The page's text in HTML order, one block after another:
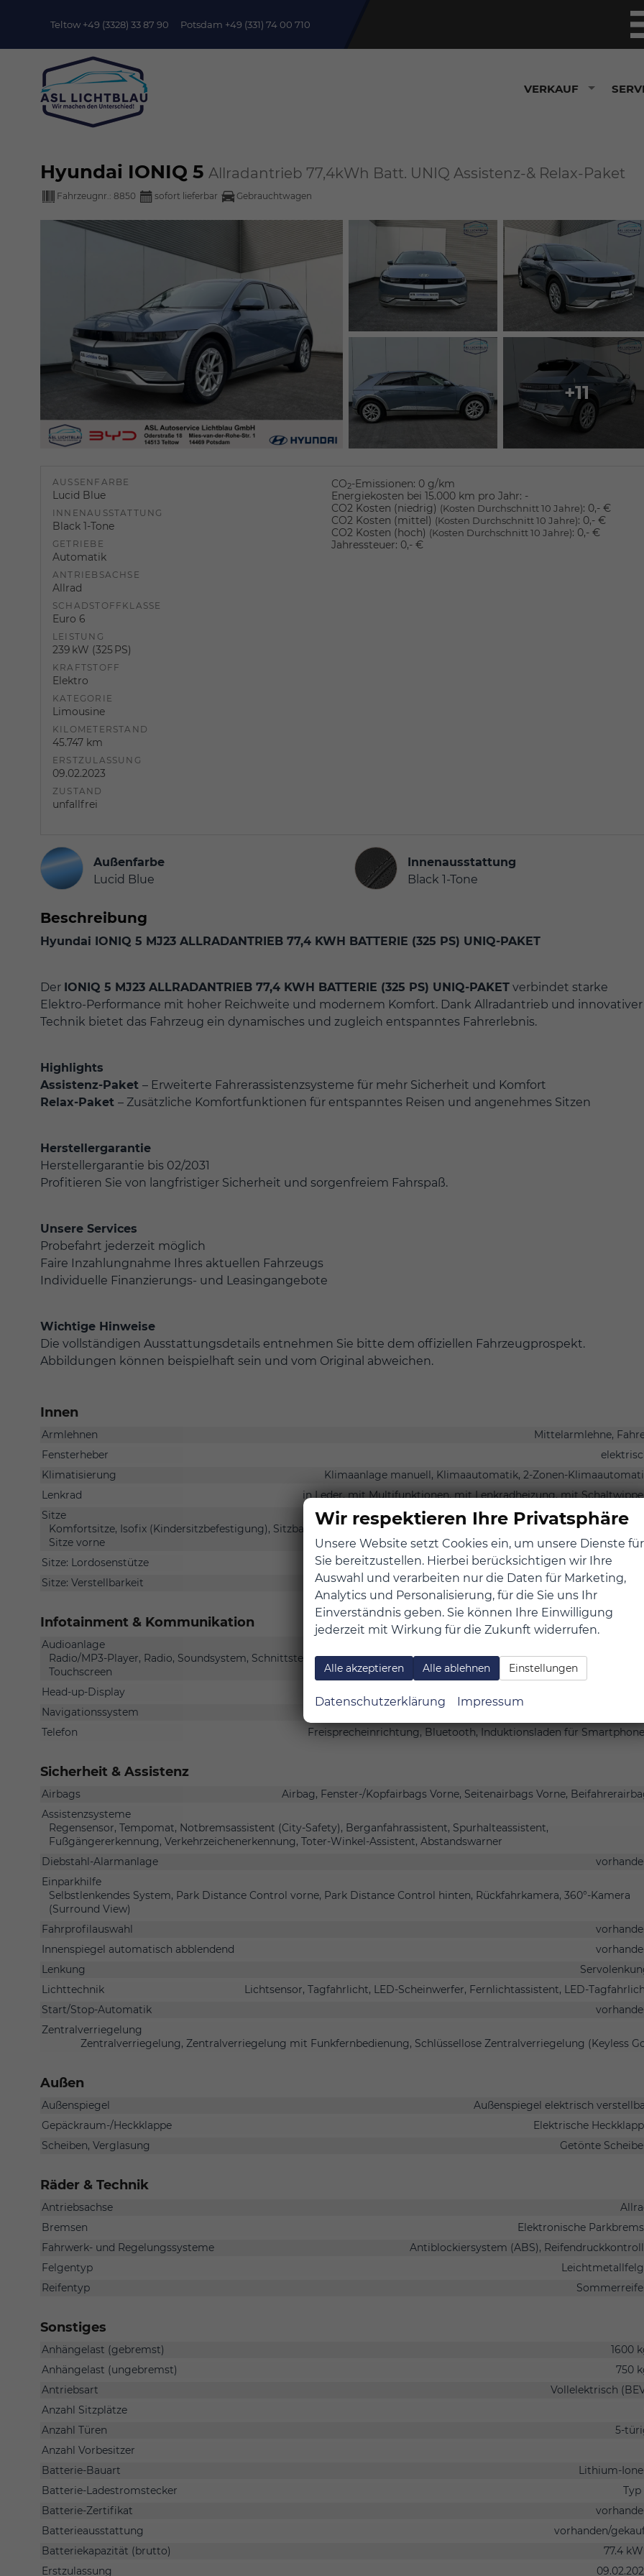
Teltow +49 (3328) 33 87 90 Potsdam +49 (331) 74 00 710
VERKAUF
Hyundai IONIQ 5 Allradantrieb 77,4kWh Batt. UNIQ Assistenz-& Relax-Paket
Fahrzeugnr.: 8850 sofort lieferbar Gebrauchtwagen
+11
AUSSENFARBE
Lucid Blue
INNENAUSSTATTUNG
Black 1-Tone
GETRIEBE
Automatik
ANTRIEBSACHSE
Allrad
SCHADSTOFFKLASSE
Euro 6
LEISTUNG
239 kW (325 PS)
KRAFTSTOFF
Elektro
KATEGORIE
Limousine
KILOMETERSTAND
45.747 km
ERSTZULASSUNG
09.02.2023
ZUSTAND
unfallfrei
CO2-Emissionen: 0 g/km
Energiekosten bei 15.000 km pro Jahr: -
CO2 Kosten (niedrig) (Kosten Durchschnitt 10 Jahre): 0,- €
CO2 Kosten (mittel) (Kosten Durchschnitt 10 Jahre): 0,- €
CO2 Kosten (hoch) (Kosten Durchschnitt 10 Jahre): 0,- €
Jahressteuer: 0,- €
Außenfarbe
Lucid Blue
Innenausstattung
Innenausstattung
Black 1-Tone
Beschreibung
Hyundai IONIQ 5 MJ23 ALLRADANTRIEB 77,4 KWH BATTERIE (325 PS) UNIQ-PAKET
Der IONIQ 5 MJ23 ALLRADANTRIEB 77,4 KWH BATTERIE (325 PS) UNIQ-PAKET verbindet starke
Elektro-Performance mit hoher Reichweite und modernem Komfort. Dank Allradantrieb und innovativer
Technik bietet das Fahrzeug ein dynamisches und zugleich entspanntes Fahrerlebnis.
Highlights
Assistenz-Paket – Erweiterte Fahrerassistenzsysteme für mehr Sicherheit und Komfort
Relax-Paket – Zusätzliche Komfortfunktionen für entspanntes Reisen und angenehmes Sitzen
Herstellergarantie
Herstellergarantie bis 02/2031
Profitieren Sie von langfristiger Sicherheit und sorgenfreiem Fahrspaß.
Unsere Services
Probefahrt jederzeit möglich
Faire Inzahlungnahme Ihres aktuellen Fahrzeugs
Individuelle Finanzierungs- und Leasingangebote
Wichtige Hinweise
Die vollständigen Ausstattungsdetails entnehmen Sie bitte dem offiziellen Fahrzeugprospekt.
Abbildungen können beispielhaft sein und vom Original abweichen.
Innen
Armlehnen
Mittelarmlehne,
Fensterheber
Klimatisierung
Klimaanlage manuell, Klimaautomatik, 2-Zonen-
Lenkrad
in Leder, mit Multifunktionen, mit Lenkradheizung, mit
Sitze
Komfortsitze, Isofix (Kindersitzbefestigung), Sitzbank hinten verschiebbar, Sitzheizung, Sitzheizung hinten, Belüftete
Sitze vorne
Sitze: Lordosenstütze
Sitze: Verstellbarkeit
Memorypaket
Infotainment & Kommunikation
Audioanlage
Radio/MP3-Player, Radio, Soundsystem, Schnittstelle USB, Digitalradio DAB, Farbdisplay, Android Auto, Apple CarPlay,
Touchscreen
Head-up-Display
Navigationssystem
Telefon
Freisprecheinrichtung, Bluetooth, Induktionsladen für
Sicherheit & Assistenz
Airbags
Airbag, Fenster-/Kopfairbags Vorne, Seitenairbags Vorne,
Assistenzsysteme
Regensensor, Tempomat, Notbremsassistent (City-Safety), Berganfahrassistent, Spurhalteassistent,
Fußgängererkennung, Verkehrzeichenerkennung, Toter-Winkel-Assistent, Abstandswarner
Diebstahl-Alarmanlage
Einparkhilfe
Selbstlenkendes System, Park Distance Control vorne, Park Distance Control hinten, Rückfahrkamera, 360°-Kamera
(Surround View)
Fahrprofilauswahl
Innenspiegel automatisch abblendend
Lenkung
Lichttechnik
Lichtsensor, Tagfahrlicht, LED-Scheinwerfer, Fernlichtassistent, LED-
Start/Stop-Automatik
Zentralverriegelung
Zentralverriegelung, Zentralverriegelung mit Funkfernbedienung, Schlüssellose Zentralverriegelung (Keyless
Außen
Außenspiegel
Außenspiegel elektrisch
Gepäckraum-/Heckklappe
Elektrische
Scheiben, Verglasung
Getönte
Räder & Technik
Antriebsachse
Bremsen
Elektronische
Fahrwerk- und Regelungssysteme
Antiblockiersystem (ABS),
Felgentyp
Reifentyp
Sonstiges
Anhängelast (gebremst)
1600
Anhängelast (ungebremst)
750
Antriebsart
Vollelektrisch
Anzahl Sitzplätze
Anzahl Türen
5-
Anzahl Vorbesitzer
Batterie-Bauart
Lithium-
Batterie-Ladestromstecker
Typ
Batterie-Zertifikat
Batterieausstattung
vorhanden/
Batteriekapazität (brutto)
77.4
Erstzulassung
Wir respektieren Ihre Privatsphäre
Unsere Website setzt Cookies ein, um unsere Dienste für
Sie bereitzustellen. Hierbei berücksichtigen wir Ihre
Auswahl und verarbeiten nur die Daten für Marketing,
Analytics und Personalisierung, für die Sie uns Ihr
Einverständnis geben. Sie können Ihre Einwilligung
jederzeit mit Wirkung für die Zukunft widerrufen.
Alle akzeptieren Alle ablehnen Einstellungen
Datenschutzerklärung Impressum